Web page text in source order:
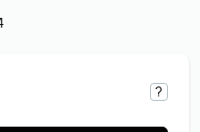
?